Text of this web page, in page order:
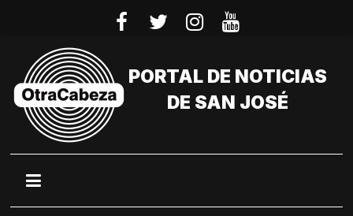
PORTAL DE NOTICIAS
DE SAN JOSÉ